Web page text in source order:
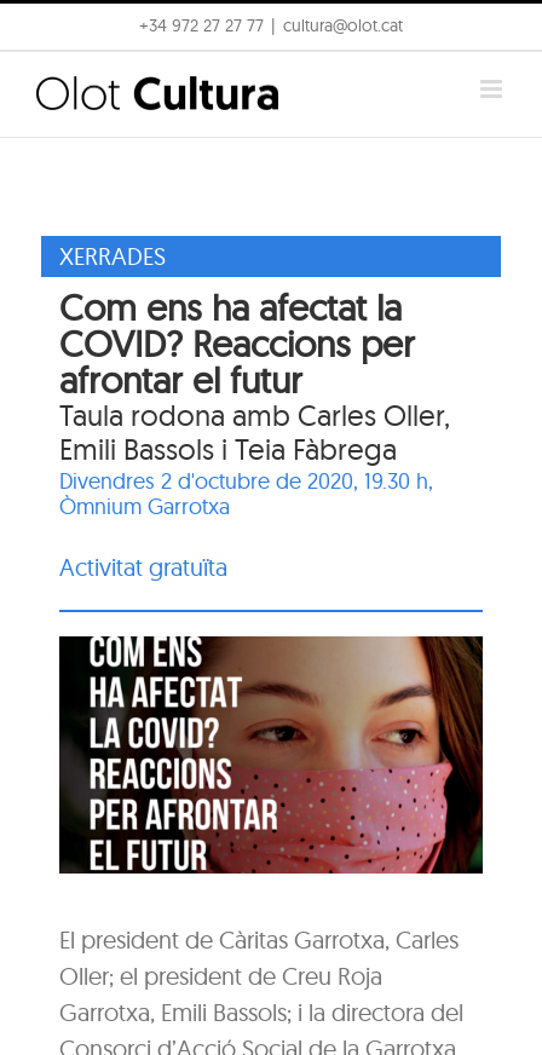
to
content
+34 972 27 27 77 cultura@olot.cat
XERRADES
Com ens ha afectat la
COVID? Reaccions per
afrontar el futur
Taula rodona amb Carles Oller,
Emili Bassols i Teia Fàbrega
Divendres 2 d'octubre de 2020, 19.30 h,
Òmnium Garrotxa
Activitat gratuïta
El president de Càritas Garrotxa, Carles
Oller; el president de Creu Roja
Garrotxa, Emili Bassols; i la directora del
Consorci d’Acció Social de la Garrotxa,